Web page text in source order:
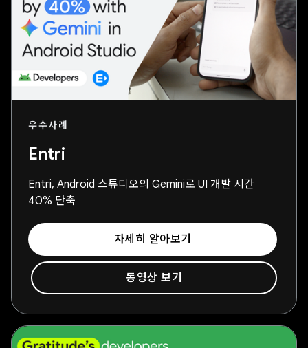
우수사례
Entri
Entri, Android 스튜디오의 Gemini로 UI 개발 시간
40% 단축
자세히 알아보기
동영상 보기